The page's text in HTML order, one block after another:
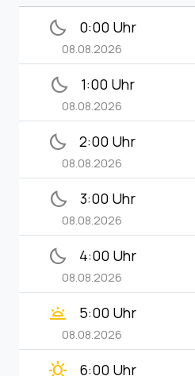
bedtime 0:00 Uhr
08.08.2026
bedtime 1:00 Uhr
08.08.2026
bedtime 2:00 Uhr
08.08.2026
bedtime 3:00 Uhr
08.08.2026
bedtime 4:00 Uhr
08.08.2026
wb_twilight 5:00 Uhr
08.08.2026
clear_day 6:00 Uhr